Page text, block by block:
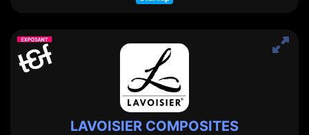
LAVOISIER COMPOSITES